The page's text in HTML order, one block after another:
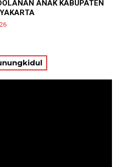
ANAK KABUPATEN